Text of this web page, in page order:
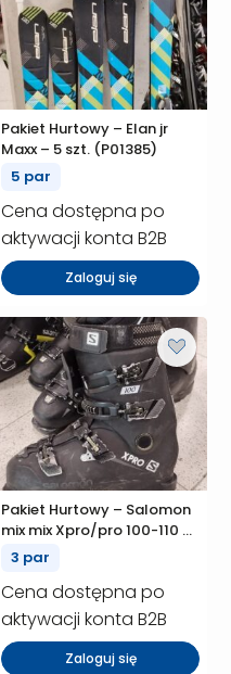
Pakiet Hurtowy – Elan jr
Maxx – 5 szt. (P01385)
5 par
Cena dostępna po
aktywacji konta B2B
Zaloguj się
Pakiet Hurtowy – Salomon
mix mix Xpro/pro 100-110 –
3 szt. (P01368)
3 par
Cena dostępna po
aktywacji konta B2B
Zaloguj się